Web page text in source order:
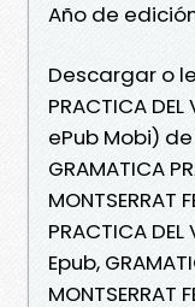
Año de
Descargar o
PRACTICA
ePub Mobi) de
GRAMATICA
MONTSERRAT
PRACTICA DEL
Epub,
MONTSERRAT